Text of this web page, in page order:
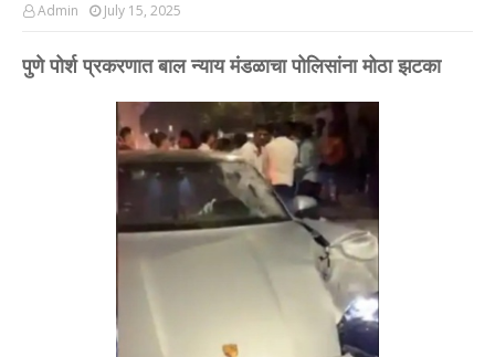
Admin July 15, 2025
पुणे पोर्श प्रकरणात बाल न्याय मंडळाचा पोलिसांना मोठा झटका